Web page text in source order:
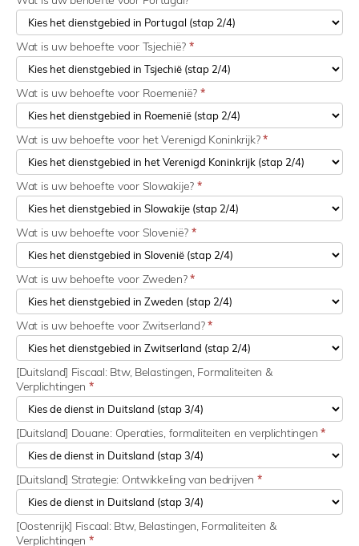
Wat is uw behoefte voor Tsjechië? *
Wat is uw behoefte voor Roemenië? *
Wat is uw behoefte voor het Verenigd Koninkrijk?*
Wat is uw behoefte voor Slowakije? *
Wat is uw behoefte voor Slovenië? *
Wat is uw behoefte voor Zweden?*
Wat is uw behoefte voor Zwitserland?*
[Duitsland] Fiscaal: Btw, Belastingen, Formaliteiten &
Verplichtingen *
[Duitsland] Douane: Operaties, formaliteiten en verplichtingen *
[Duitsland] Strategie: Ontwikkeling van bedrijven *
[Oostenrijk] Fiscaal: Btw, Belastingen, Formaliteiten &
Verplichtingen *